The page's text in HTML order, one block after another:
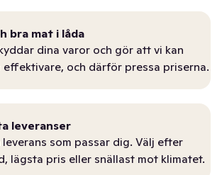
bra mat i låda
dina varor och gör att vi kan
effektivare, och därför pressa priserna.
leveranser
leverans som passar dig. Välj efter
lägsta pris eller snällast mot klimatet.